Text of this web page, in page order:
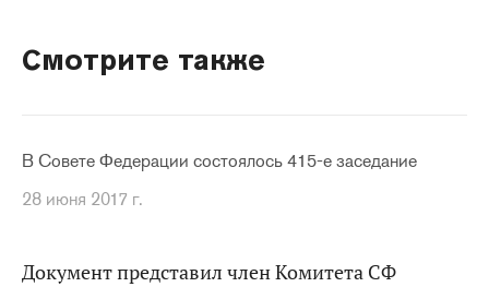
Смотрите также
В Совете Федерации состоялось 415-е заседание
28 июня 2017 г.
Документ представил член Комитета СФ